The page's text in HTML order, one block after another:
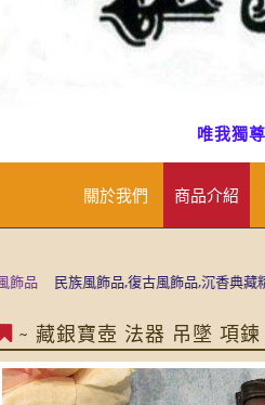
唯我獨
關於我們 商品介紹
民族風飾品,復古風飾品,沉香典藏精品,
~ 藏銀寶壺 法器 吊墜 項鍊